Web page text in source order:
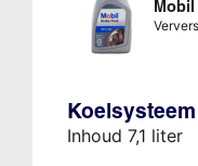
Mobil
Koelsysteem
Inhoud 7,1 liter